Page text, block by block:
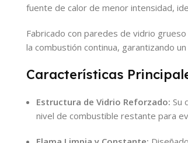
fuente de calor de menor intensidad,
Fabricado con paredes de vidrio
la combustión continua, garantizando
Características
Estructura de Vidrio Reforzado: Su
nivel de combustible restante para